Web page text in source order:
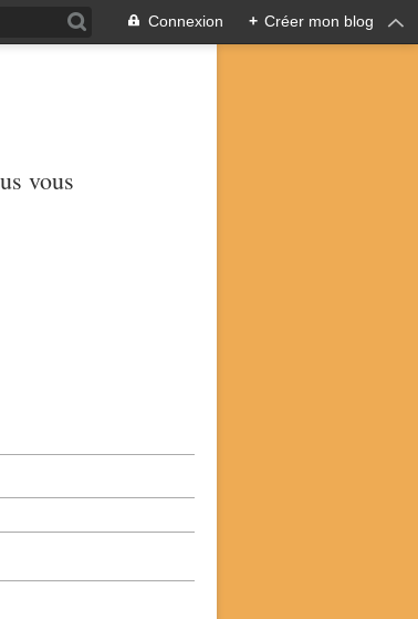
Connexion + Créer mon blog
vous